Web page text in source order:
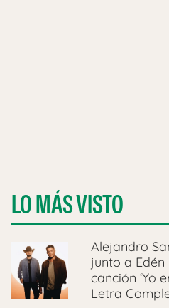
LO MÁS VISTO
Alejandro
junto a Edén
canción ‘Yo
Letra